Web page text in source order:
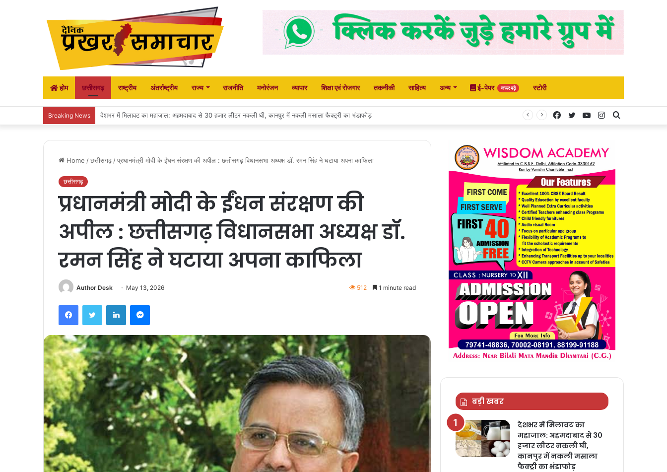
होम छत्तीसगढ़ राष्ट्रीय अंतर्राष्ट्रीय राज्य राजनीति मनोरंजन व्यापार शिक्षा एवं रोजगार तकनीकी साहित्य अन्य ई-पेपर जरूर पढ़े स्टोरी
Breaking News जिला अस्पताल में व्याप्त अवस्थाओं पर कांग्रेस ने सीएमएचओ कार्यालय का किया घेराव Instagram
YouTube
Twitter
Facebook
Home /छत्तीसगढ़ /प्रधानमंत्री मोदी के ईंधन संरक्षण की अपील : छत्तीसगढ़ विधानसभा अध्यक्ष डॉ. रमन सिंह ने घटाया अपना काफिला
छत्तीसगढ़
प्रधानमंत्री मोदी के ईंधन संरक्षण की
अपील : छत्तीसगढ़ विधानसभा अध्यक्ष डॉ.
रमन सिंह ने घटाया अपना काफिला
Author Desk May 13, 2026 512 1 minute read
बड़ी खबर
देशभर में मिलावट का
महाजाल: अहमदाबाद से 30
हजार लीटर नकली घी,
कानपुर में नकली मसाला
फैक्ट्री का भंडाफोड़